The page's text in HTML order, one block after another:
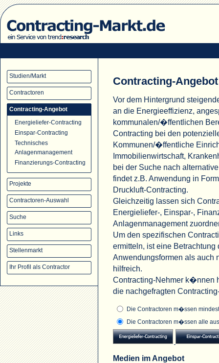
Studien/Markt
Contractoren
Contracting-Angebot
Energieliefer-Contracting
Einspar-Contracting
Technisches
Anlagenmanagement
Finanzierungs-Contracting
Projekte
Contractoren-Auswahl
Suche
Links
Stellenmarkt
Ihr Profil als Contractor
Contracting-Angebot
Vor dem Hintergrund
an die Energieeffizienz,
kommunalen/�ffentlichen
Contracting bei den
Kommunen/�ffentliche
Immobilienwirtschaft,
bei der Suche nach
findet z.B. Anwendung in
Druckluft-Contracting.
Gleichzeitig lassen sich
Energieliefer-, Einspar-,
Anlagenmanagement
Um den spezifischen
ermitteln, ist eine
Anwendungsformen als auch
hilfreich.
Contracting-Nehmer k�nnen
die nachgefragten
Die Contractoren m�ssen
Die Contractoren m�ssen alle
Medien im Angebot